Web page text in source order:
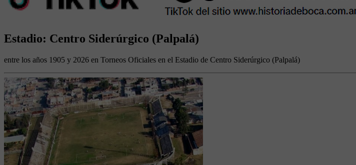
Estadio: Centro Siderúrgico (Palpalá)
entre los años 1905 y 2026 en Torneos Oficiales en el Estadio de Centro Siderúrgico (Palpalá)